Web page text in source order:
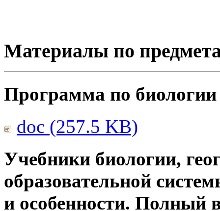
Материалы по
Программа по биологии
doc (257.5 KB)
Учебники биологии,
образовательной
и особенности. Полный